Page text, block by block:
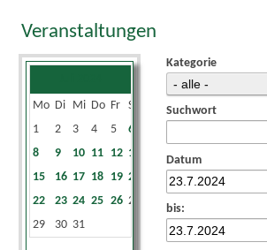
Veranstaltungen
Mo Di Mi Do Fr Sa
1
2 3 4 5 6
8
9 10 11 12 13
15
16 17 18 19 20
22
23 24 25 26 27
29
30 31
Kategorie
Suchwort
Datum
bis: